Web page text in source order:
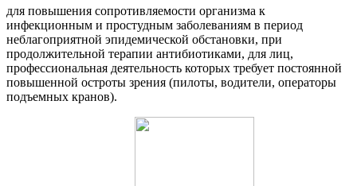
для повышения сопротивляемости организма к
инфекционным и простудным заболеваниям в период
неблагоприятной эпидемической обстановки, при
продолжительной терапии антибиотиками, для лиц,
профессиональная деятельность которых требует постоянной
повышенной остроты зрения (пилоты, водители, операторы
подъемных кранов).